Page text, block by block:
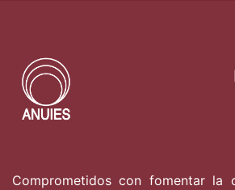
Comprometidos con fomentar la